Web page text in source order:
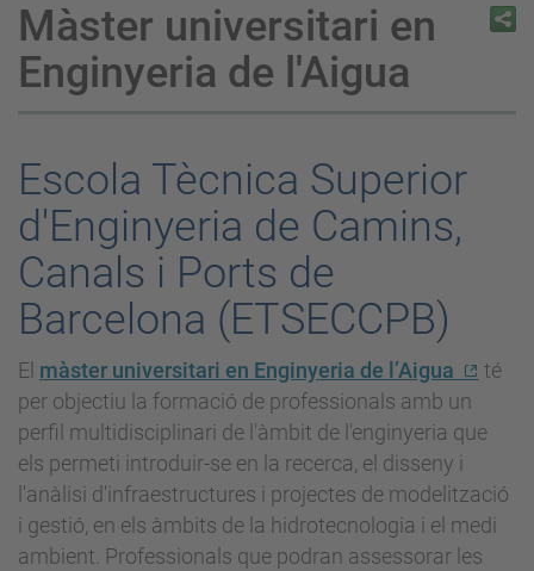
Màster universitari en
Enginyeria de l'Aigua
Escola Tècnica Superior
d'Enginyeria de Camins,
Canals i Ports de
Barcelona (ETSECCPB)
El màster universitari en Enginyeria de l’Aigua
té
per objectiu la formació de professionals amb un
perfil multidisciplinari de l'àmbit de l'enginyeria que
els permeti introduir-se en la recerca, el disseny i
l'anàlisi d'infraestructures i projectes de modelització
i gestió, en els àmbits de la hidrotecnologia i el medi
ambient. Professionals que podran assessorar les